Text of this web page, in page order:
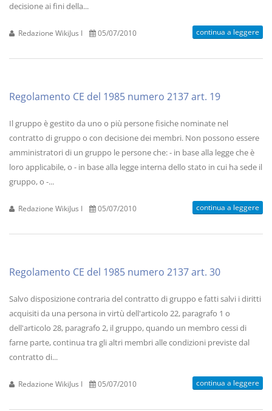
decisione ai fini della...
Redazione WikiJus I 05/07/2010 continua a leggere
Regolamento CE del 1985 numero 2137 art. 19
Il gruppo è gestito da uno o più persone fisiche nominate nel
contratto di gruppo o con decisione dei membri. Non possono essere
amministratori di un gruppo le persone che: - in base alla legge che è
loro applicabile, o - in base alla legge interna dello stato in cui ha sede il
gruppo, o -...
Redazione WikiJus I 05/07/2010 continua a leggere
Regolamento CE del 1985 numero 2137 art. 30
Salvo disposizione contraria del contratto di gruppo e fatti salvi i diritti
acquisiti da una persona in virtù dell'articolo 22, paragrafo 1 o
dell'articolo 28, paragrafo 2, il gruppo, quando un membro cessi di
farne parte, continua tra gli altri membri alle condizioni previste dal
contratto di...
Redazione WikiJus I 05/07/2010 continua a leggere